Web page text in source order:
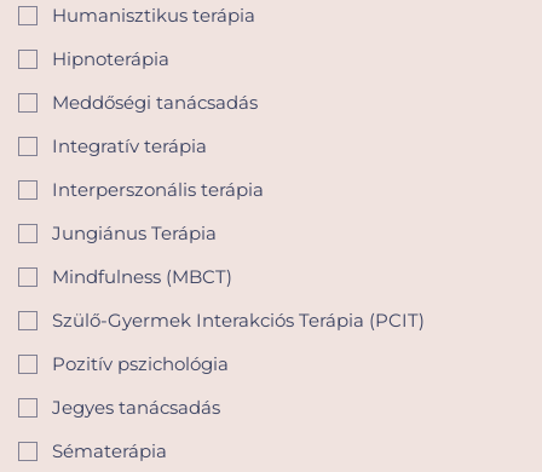
Humanisztikus terápia
Hipnoterápia
Meddőségi tanácsadás
Integratív terápia
Interperszonális terápia
Jungiánus Terápia
Mindfulness (MBCT)
Szülő-Gyermek Interakciós Terápia (PCIT)
Pozitív pszichológia
Jegyes tanácsadás
Sématerápia